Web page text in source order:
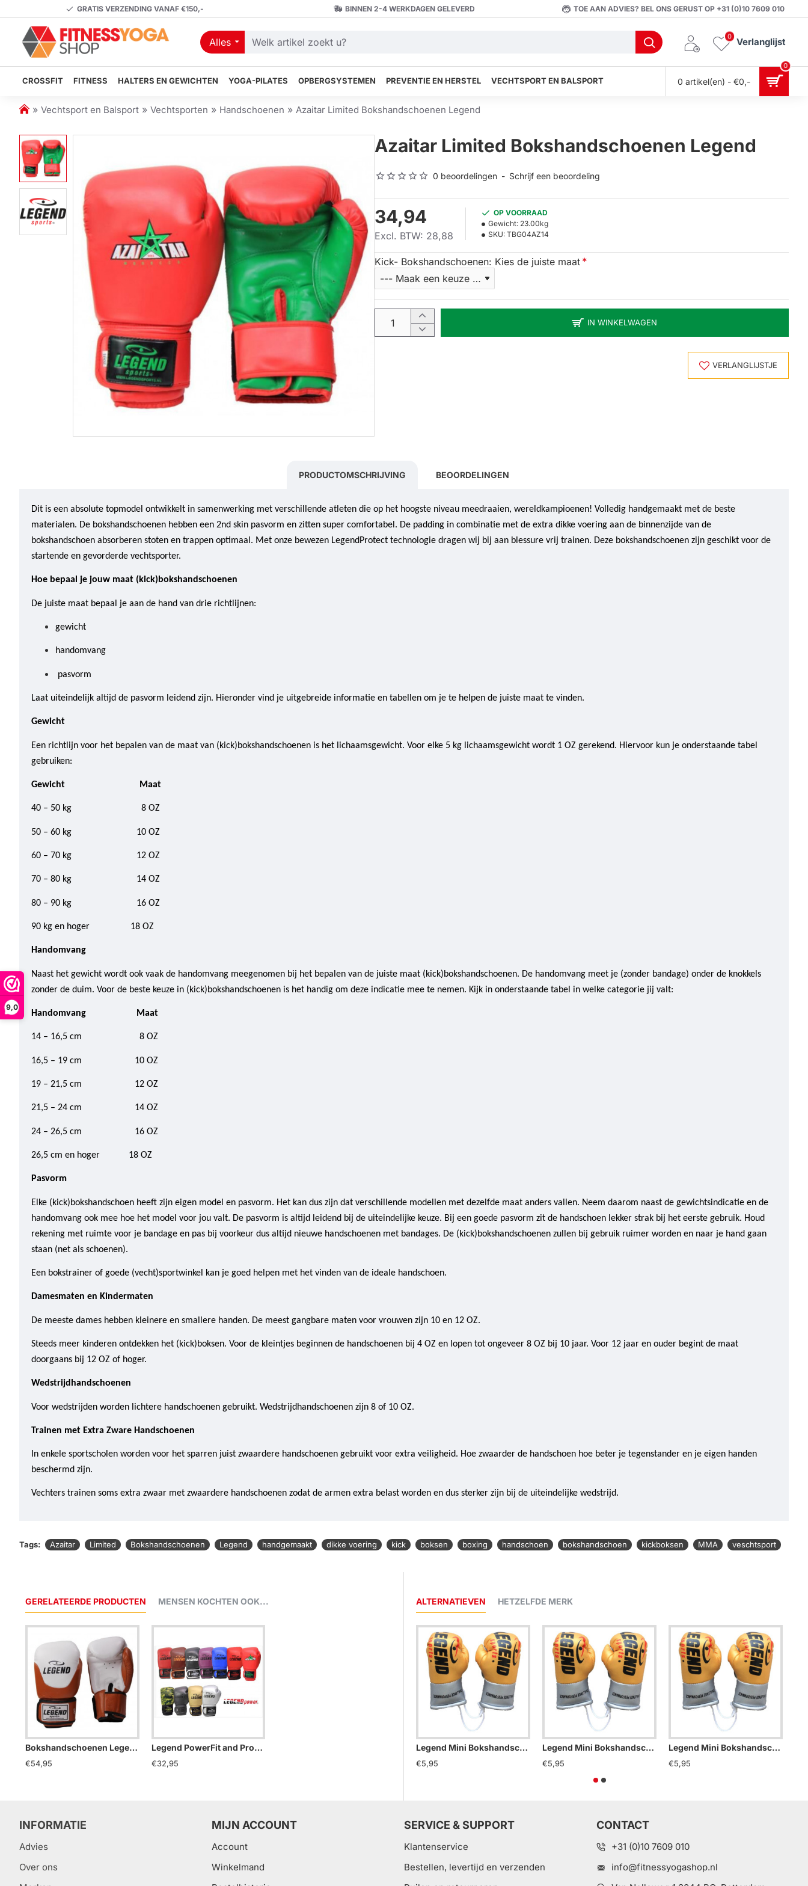
9,0
GRATIS VERZENDING VANAF €150,- BINNEN 2-4 WERKDAGEN GELEVERD TOE AAN ADVIES? BEL ONS GERUST OP +31 (0)10 7609 010
Alles
Welk
zoekt
Verlanglijst
0
CROSSFIT FITNESS HALTERS EN GEWICHTEN YOGA-PILATES OPBERGSYSTEMEN PREVENTIE EN HERSTEL VECHTSPORT EN BALSPORT 0 artikel(en) - €0,-
0
h
m
e
Vechtsport en Balsport Vechtsporten Handschoenen Azaitar Limited Bokshandschoenen Legend
Azaitar Limited Bokshandschoenen Legend
0 beoordelingen - Schrijf een beoordeling
34,94
Excl. BTW: 28,88
OP VOORRAAD
Gewicht: 23.00kg
SKU: TBG04AZ14
Kick- Bokshandschoenen: Kies de juiste maat
IN WINKELWAGEN
VERLANGLIJSTJE
PRODUCTOMSCHRIJVING BEOORDELINGEN
Dit is een absolute topmodel ontwikkelt in samenwerking met verschillende atleten die op het hoogste niveau meedraaien, wereldkampioenen! Volledig handgemaakt met de beste
materialen. De bokshandschoenen hebben een 2nd skin pasvorm en zitten super comfortabel. De padding in combinatie met de extra dikke voering aan de binnenzijde van de
bokshandschoen absorberen stoten en trappen optimaal. Met onze bewezen LegendProtect technologie dragen wij bij aan blessure vrij trainen. Deze bokshandschoenen zijn geschikt voor de
startende en gevorderde vechtsporter.
Hoe bepaal je jouw maat (kick)bokshandschoenen
De juiste maat bepaal je aan de hand van drie richtlijnen:
gewicht
handomvang
pasvorm
Laat uiteindelijk altijd de pasvorm leidend zijn. Hieronder vind je uitgebreide informatie en tabellen om je te helpen de juiste maat te vinden.
Gewicht
Een richtlijn voor het bepalen van de maat van (kick)bokshandschoenen is het lichaamsgewicht. Voor elke 5 kg lichaamsgewicht wordt 1 OZ gerekend. Hiervoor kun je onderstaande tabel
gebruiken:
Gewicht Maat
40 – 50 kg 8 OZ
50 – 60 kg 10 OZ
60 – 70 kg 12 OZ
70 – 80 kg 14 OZ
80 – 90 kg 16 OZ
90 kg en hoger 18 OZ
Handomvang
Naast het gewicht wordt ook vaak de handomvang meegenomen bij het bepalen van de juiste maat (kick)bokshandschoenen. De handomvang meet je (zonder bandage) onder de knokkels
zonder de duim. Voor de beste keuze in (kick)bokshandschoenen is het handig om deze indicatie mee te nemen. Kijk in onderstaande tabel in welke categorie jij valt:
Handomvang Maat
14 – 16,5 cm 8 OZ
16,5 – 19 cm 10 OZ
19 – 21,5 cm 12 OZ
21,5 – 24 cm 14 OZ
24 – 26,5 cm 16 OZ
26,5 cm en hoger 18 OZ
Pasvorm
Elke (kick)bokshandschoen heeft zijn eigen model en pasvorm. Het kan dus zijn dat verschillende modellen met dezelfde maat anders vallen. Neem daarom naast de gewichtsindicatie en de
handomvang ook mee hoe het model voor jou valt. De pasvorm is altijd leidend bij de uiteindelijke keuze. Bij een goede pasvorm zit de handschoen lekker strak bij het eerste gebruik. Houd
rekening met ruimte voor je bandage en pas bij voorkeur dus altijd nieuwe handschoenen met bandages. De (kick)bokshandschoenen zullen bij gebruik ruimer worden en naar je hand gaan
staan (net als schoenen).
Een bokstrainer of goede (vecht)sportwinkel kan je goed helpen met het vinden van de ideale handschoen.
Damesmaten en Kindermaten
De meeste dames hebben kleinere en smallere handen. De meest gangbare maten voor vrouwen zijn 10 en 12 OZ.
Steeds meer kinderen ontdekken het (kick)boksen. Voor de kleintjes beginnen de handschoenen bij 4 OZ en lopen tot ongeveer 8 OZ bij 10 jaar. Voor 12 jaar en ouder begint de maat
doorgaans bij 12 OZ of hoger.
Wedstrijdhandschoenen
Voor wedstrijden worden lichtere handschoenen gebruikt. Wedstrijdhandschoenen zijn 8 of 10 OZ.
Trainen met Extra Zware Handschoenen
In enkele sportscholen worden voor het sparren juist zwaardere handschoenen gebruikt voor extra veiligheid. Hoe zwaarder de handschoen hoe beter je tegenstander en je eigen handen
beschermd zijn.
Vechters trainen soms extra zwaar met zwaardere handschoenen zodat de armen extra belast worden en dus sterker zijn bij de uiteindelijke wedstrijd.
Tags: Azaitar Limited Bokshandschoenen Legend handgemaakt dikke voering kick boksen boxing handschoen bokshandschoen kickboksen MMA veschtsport
GERELATEERDE PRODUCTEN MENSEN KOCHTEN OOK...
Bokshandschoenen Legend Thai series bruin leder
€54,95
Legend PowerFit and Protect Bokshandschoenen
€32,95
ALTERNATIEVEN HETZELFDE MERK
Legend Mini Bokshandschoenen - Goud/Geel
€5,95
Legend Mini Bokshandschoenen - Holland
€5,95
Legend Mini Bokshandschoenen - Marocco
€5,95
INFORMATIE
Advies
Over ons
MIJN ACCOUNT
Account
Winkelmand
SERVICE & SUPPORT
Klantenservice
Bestellen, levertijd en verzenden
CONTACT
+31 (0)10 7609 010
info@fitnessyogashop.nl